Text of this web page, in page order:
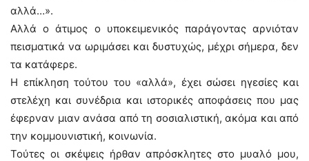
αλλά…».
Αλλά ο άτιμος ο υποκειμενικός παράγοντας αρνιόταν
πεισματικά να ωριμάσει και δυστυχώς, μέχρι σήμερα, δεν
τα κατάφερε.
Η επίκληση τούτου του «αλλά», έχει σώσει ηγεσίες και
στελέχη και συνέδρια και ιστορικές αποφάσεις που μας
έφερναν μιαν ανάσα από τη σοσιαλιστική, ακόμα και από
την κομμουνιστική, κοινωνία.
Τούτες οι σκέψεις ήρθαν απρόσκλητες στο μυαλό μου,